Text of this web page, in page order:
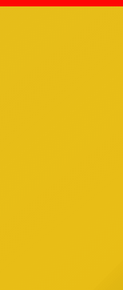
de
Society for